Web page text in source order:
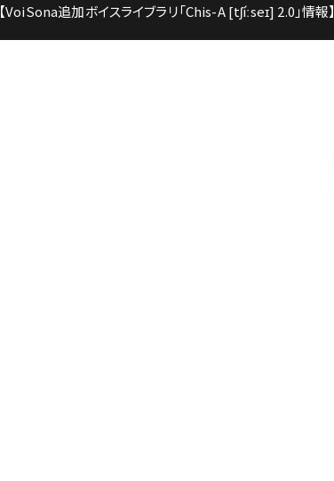
【VoiSona追加ボイスライブラリ「Chis-A [tʃíːseɪ] 2.0」情報】